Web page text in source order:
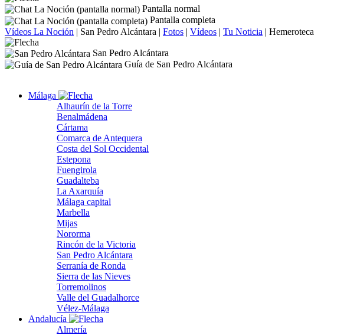
Pantalla normal
Pantalla completa
Vídeos La Noción | San Pedro Alcántara | Fotos | Vídeos | Tu Noticia | Hemeroteca
San Pedro Alcántara
Guía de San Pedro Alcántara
Málaga
Alhaurín de la Torre
Benalmádena
Cártama
Comarca de Antequera
Costa del Sol Occidental
Estepona
Fuengirola
Guadalteba
La Axarquía
Málaga capital
Marbella
Mijas
Nororma
Rincón de la Victoria
San Pedro Alcántara
Serranía de Ronda
Sierra de las Nieves
Torremolinos
Valle del Guadalhorce
Vélez-Málaga
Andalucía
Almería